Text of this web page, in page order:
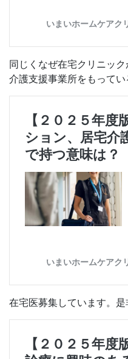
同じくなぜ在宅クリニッ
介護支援事業所をもって
在宅医募集しています。